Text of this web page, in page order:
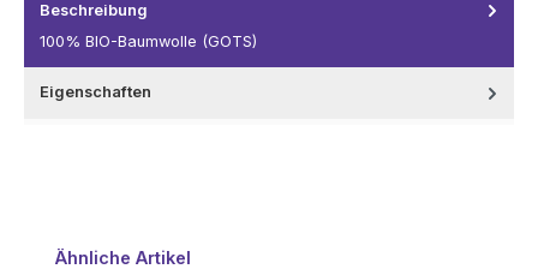
Beschreibung
100% BIO-Baumwolle (GOTS)
Eigenschaften
Produktgalerie überspringen
Ähnliche Artikel